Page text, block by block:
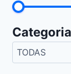
Categoria
TODAS